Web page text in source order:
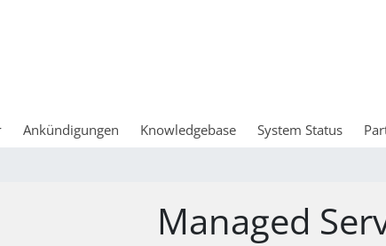
Ankündigungen Knowledgebase System Status
Managed